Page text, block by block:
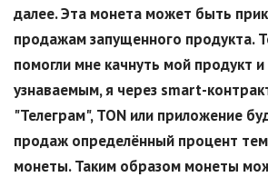
далее. Эта монета может быть
продажам запущенного продукта.
помогли мне качнуть мой продукт и
узнаваемым, я через smart-
"Телеграм",TON или приложение
продаж определённый процент
монеты. Таким образом монеты